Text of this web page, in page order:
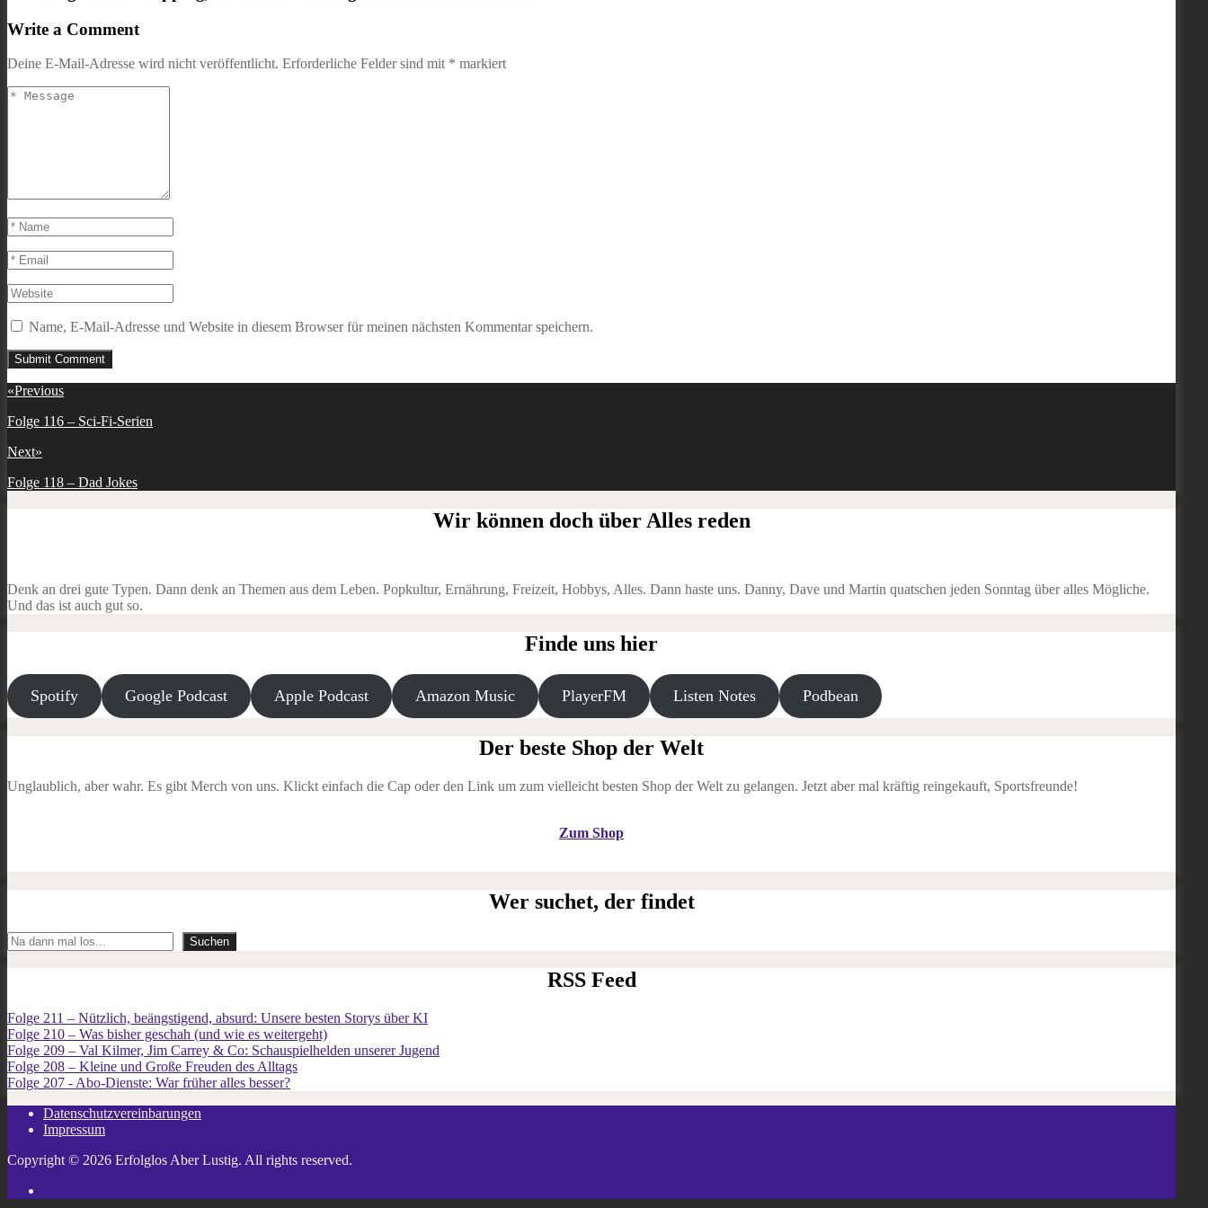
Write a Comment
Deine E-Mail-Adresse wird nicht veröffentlicht. Erforderliche Felder sind mit * markiert
Name, E-Mail-Adresse und Website in diesem Browser für meinen nächsten Kommentar speichern.
Beitragsnavigation
«Previous
Previous
Folge 116 – Sci-Fi-Serien
Next»
Next
Folge 118 – Dad Jokes
Wir können doch über Alles reden
Denk an drei gute Typen. Dann denk an Themen aus dem Leben. Popkultur, Ernährung, Freizeit, Hobbys, Alles. Dann haste uns. Danny, Dave und Martin quatschen jeden Sonntag über alles Mögliche.
Und das ist auch gut so.
Finde uns hier
Spotify Google Podcast Apple Podcast Amazon Music PlayerFM Listen Notes Podbean
Der beste Shop der Welt
Unglaublich, aber wahr. Es gibt Merch von uns. Klickt einfach die Cap oder den Link um zum vielleicht besten Shop der Welt zu gelangen. Jetzt aber mal kräftig reingekauft, Sportsfreunde!
Zum Shop
Wer suchet, der findet
Suchen Suchen
RSS Feed
Folge 211 – Nützlich, beängstigend, absurd: Unsere besten Storys über KI
Folge 210 – Was bisher geschah (und wie es weitergeht)
Folge 209 – Val Kilmer, Jim Carrey & Co: Schauspielhelden unserer Jugend
Folge 208 – Kleine und Große Freuden des Alltags
Folge 207 - Abo-Dienste: War früher alles besser?
Datenschutzvereinbarungen
Impressum
Copyright © 2026 Erfolglos Aber Lustig. All rights reserved.